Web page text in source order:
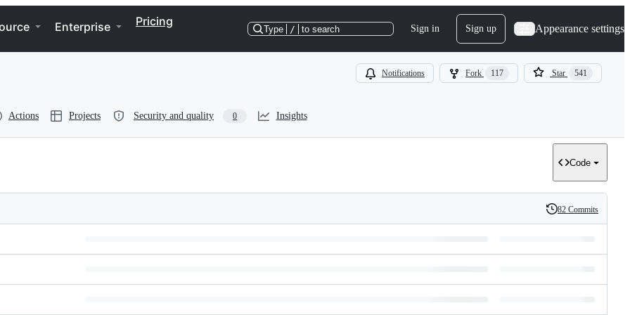
Enterprise Pricing
Type / to search Sign in Sign up Appearance settings
Notifications Fork 117 Star 541
Actions Projects Security and quality 0 Insights
Code
History
82 Commits